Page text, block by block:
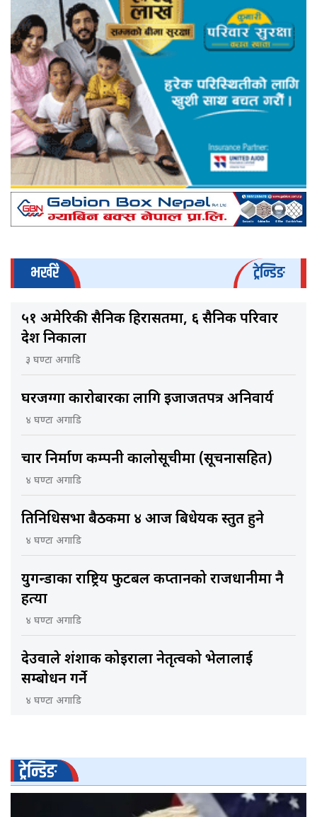
भर्खरै ट्रेन्डिङ
५१ अमेरिकी सैनिक हिरासतमा, ६ सैनिक परिवार
देश निकाला
३ घण्टा अगाडि
घरजग्गा कारोबारका लागि इजाजतपत्र अनिवार्य
४ घण्टा अगाडि
चार निर्माण कम्पनी कालोसूचीमा (सूचनासहित)
४ घण्टा अगाडि
प्रतिनिधिसभा बैठकमा ४ आज बिधेयक प्रस्तुत हुने
४ घण्टा अगाडि
युगन्डाका राष्ट्रिय फुटबल कप्तानको राजधानीमा नै
हत्या
४ घण्टा अगाडि
देउवाले शंशाक कोइराला नेतृत्वको भेलालाई
सम्बोधन गर्ने
४ घण्टा अगाडि
ट्रेन्डिङ